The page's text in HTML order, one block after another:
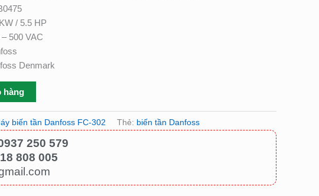
/ 5.5 HP
500 VAC
Denmark
hàng
biến tần Danfoss FC-302 Thẻ: biến tần Danfoss
250 579
808 005